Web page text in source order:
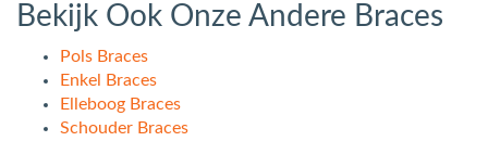
Bekijk Ook Onze Andere Braces
Pols Braces
Enkel Braces
Elleboog Braces
Schouder Braces